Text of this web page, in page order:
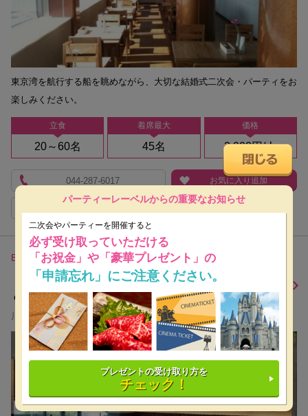
立食
20～60名
着席最大
45名
価格
3,000円/人
東京湾を航行する船を眺めながら、大切な結婚式二次会・パーティをお
楽しみください。
044-287-6017 お気に入り追加
BUSHWICK BAKERY & GRILL Tama Plaza
【閉店】ブッシュウィック ベーカリー
＆グリル たまプラーザ店
川崎
パーティーレーベルからの重要なお知らせ
二次会やパーティーを開催すると
必ず受け取っていただける
「お祝金」や「豪華プレゼント」の
「申請忘れ」にご注意ください。
プレゼントの受け取り方を
チェック！